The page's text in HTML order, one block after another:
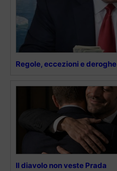
Regole, eccezioni e deroghe
Il diavolo non veste Prada